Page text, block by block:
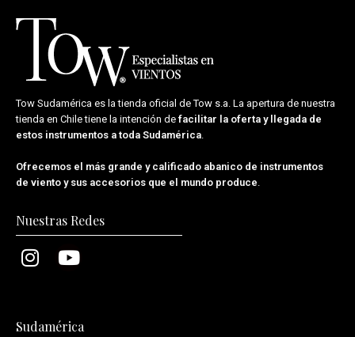
Tow Sudamérica es la tienda oficial deTow s.a. La apertura de nuestra
tienda en Chile tiene la intención de facilitar la oferta y llegada de
estos instrumentos a toda Sudamérica.
Ofrecemos el más grande y calificado abanico de instrumentos
de viento y sus accesorios que el mundo produce.
Nuestras Redes
Sudamérica